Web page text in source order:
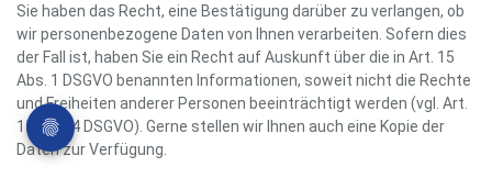
Sie haben das Recht, eine Bestätigung darüber zu verlangen, ob
wir personenbezogene Daten von Ihnen verarbeiten. Sofern dies
der Fall ist, haben Sie ein Recht auf Auskunft über die in Art. 15
Abs. 1 DSGVO benannten Informationen, soweit nicht die Rechte
und Freiheiten anderer Personen beeinträchtigt werden (vgl. Art.
15 Abs. 4 DSGVO). Gerne stellen wir Ihnen auch eine Kopie der
Daten zur Verfügung.